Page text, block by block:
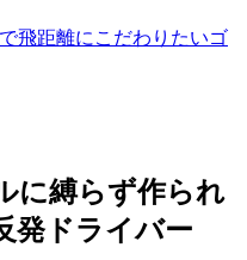
飛距離にこだわりたいゴ
に縛らず作られ
発ドライバー